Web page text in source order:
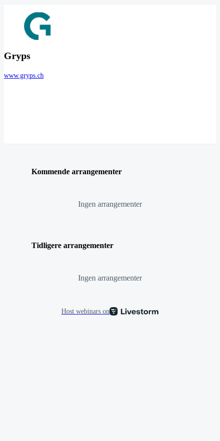
Gryps
www.gryps.ch
Kommende arrangementer
Ingen arrangementer
Tidligere arrangementer
Ingen arrangementer
Host webinars on